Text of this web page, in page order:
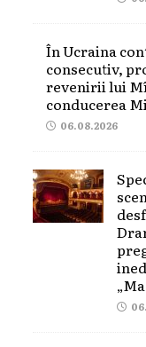
În Ucraina
consecutiv,
revenirii lui
conducerea
06.08.2026